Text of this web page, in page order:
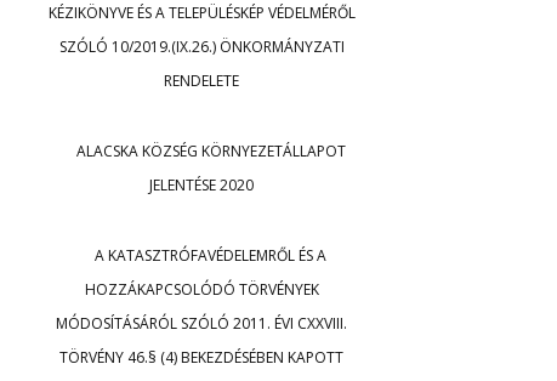
KÉZIKÖNYVE ÉS A TELEPÜLÉSKÉP VÉDELMÉRŐL
SZÓLÓ 10/2019.(IX.26.) ÖNKORMÁNYZATI
RENDELETE
ALACSKA KÖZSÉG KÖRNYEZETÁLLAPOT
JELENTÉSE 2020
A KATASZTRÓFAVÉDELEMRŐL ÉS A
HOZZÁKAPCSOLÓDÓ TÖRVÉNYEK
MÓDOSÍTÁSÁRÓL SZÓLÓ 2011. ÉVI CXXVIII.
TÖRVÉNY 46.§ (4) BEKEZDÉSÉBEN KAPOTT